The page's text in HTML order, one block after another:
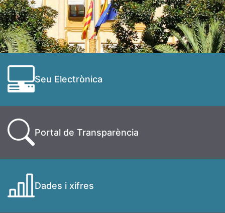
Seu Electrònica
Portal de Transparència
Dades i xifres